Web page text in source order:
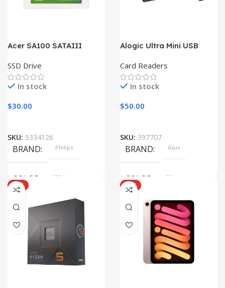
Acer SA100 SATAIII
SSD Drive
In stock
$30.00
SKU: 5334126
BRAND Philips
COLOR White
SIZE 360x208x425 mm
Alogic Ultra Mini USB
Card Readers
In stock
$50.00
SKU: 397707
BRAND Asus
COLOR Silver
HOT HOT